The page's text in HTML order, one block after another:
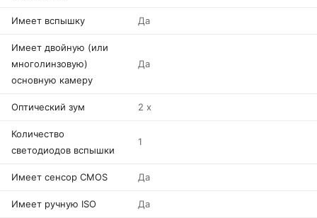
Имеет вспышку Да
Имеет двойную (или
многолинзовую)
основную камеру
Да
Оптический зум 2 x
Количество
светодиодов вспышки
1
Имеет сенсор CMOS Да
Имеет ручную ISO Да